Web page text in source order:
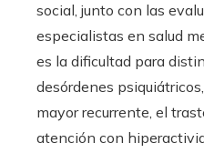
social, junto con las
especialistas en salud
es la dificultad para
desórdenes
mayor recurrente, el
atención con